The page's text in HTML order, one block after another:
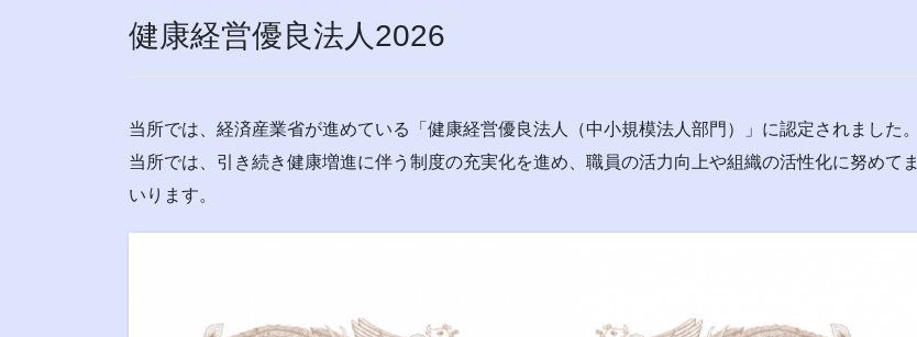
健康経営優良法人2026
当所では、経済産業省が進めている「健康経営優良法人（中小規模法人部門）」に認定されました。
当所では、引き続き健康増進に伴う制度の充実化を進め、職員の活力向上や組織の活性化に努めてま
いります。